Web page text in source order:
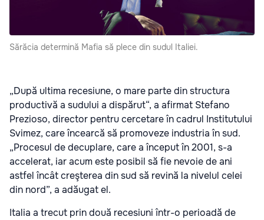
Sărăcia determină Mafia să plece din sudul Italiei.
„După ultima recesiune, o mare parte din structura
productivă a sudului a dispărut“, a afirmat Stefano
Prezioso, director pentru cercetare în cadrul Institutului
Svimez, care încearcă să promoveze industria în sud.
„Procesul de decuplare, care a început în 2001, s-a
accelerat, iar acum este posibil să fie nevoie de ani
astfel încât creşterea din sud să revină la nivelul celei
din nord”, a adăugat el.
Italia a trecut prin două recesiuni într-o perioadă de